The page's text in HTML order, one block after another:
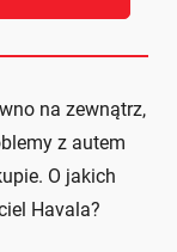
na zewnątrz,
z autem
O jakich
Havala?